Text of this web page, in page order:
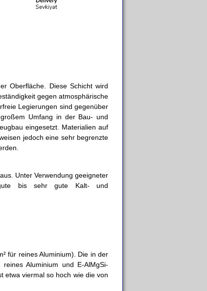
Oberfläche. Diese Schicht wird
gegen atmosphärische
Legierungen sind gegenüber
Umfang in der Bau- und
eingesetzt. Materialien auf
jedoch eine sehr begrenzte
Unter Verwendung geeigneter
gute bis sehr gute Kalt- und
für reines Aluminium). Die in der
Aluminium und E-AlMgSi-
etwa viermal so hoch wie die von